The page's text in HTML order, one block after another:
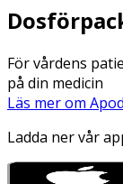
För vårdens
på din medicin
Läs mer om
Ladda ner vår